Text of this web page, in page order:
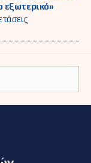
εξωτερικό»